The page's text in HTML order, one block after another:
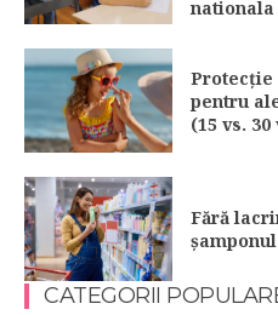
nationala
Protecție
pentru
(15 vs. 30
Fără
CATEGORII